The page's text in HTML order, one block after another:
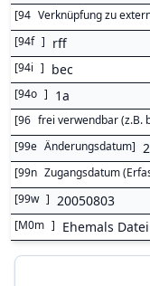
[94 Verknüpfung zu
[94f ] rff
[94i ] bec
[94o ] 1a
[96 frei verwendbar (z.B.
[99e Änderungsdatum]
[99n Zugangsdatum
[99w ] 20050803
[M0m ] Ehemals Datei